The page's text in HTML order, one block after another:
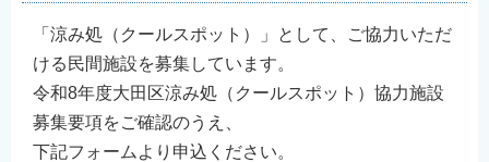
「涼み処（クールスポット）」として、ご協力いただ
ける民間施設を募集しています。
令和8年度大田区涼み処（クールスポット）協力施設
募集要項をご確認のうえ、
下記フォームより申込ください。